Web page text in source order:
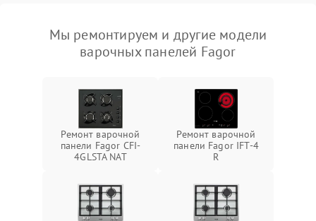
Мы ремонтируем и другие модели
варочных панелей Fagor
Ремонт варочной
панели Fagor CFI-
4GLSTA NAT
Ремонт варочной
панели Fagor IFT-4
R